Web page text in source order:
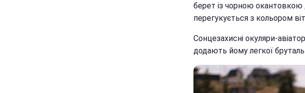
берет із чорною
перегукується з кольором
Сонцезахисні окуляри-
додають йому легкої